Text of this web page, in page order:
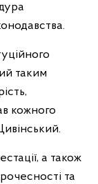
таким
кожного
а також
та